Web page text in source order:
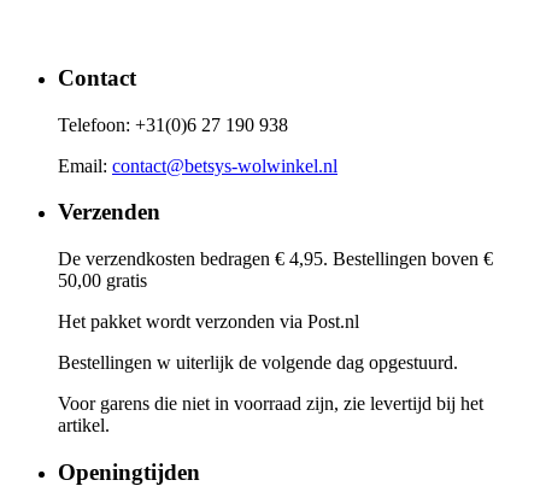
Contact
Telefoon: +31(0)6 27 190 938
Email: contact@betsys-wolwinkel.nl
Verzenden
De verzendkosten bedragen € 4,95. Bestellingen boven €
50,00 gratis
Het pakket wordt verzonden via Post.nl
Bestellingen w uiterlijk de volgende dag opgestuurd.
Voor garens die niet in voorraad zijn, zie levertijd bij het
artikel.
Openingtijden